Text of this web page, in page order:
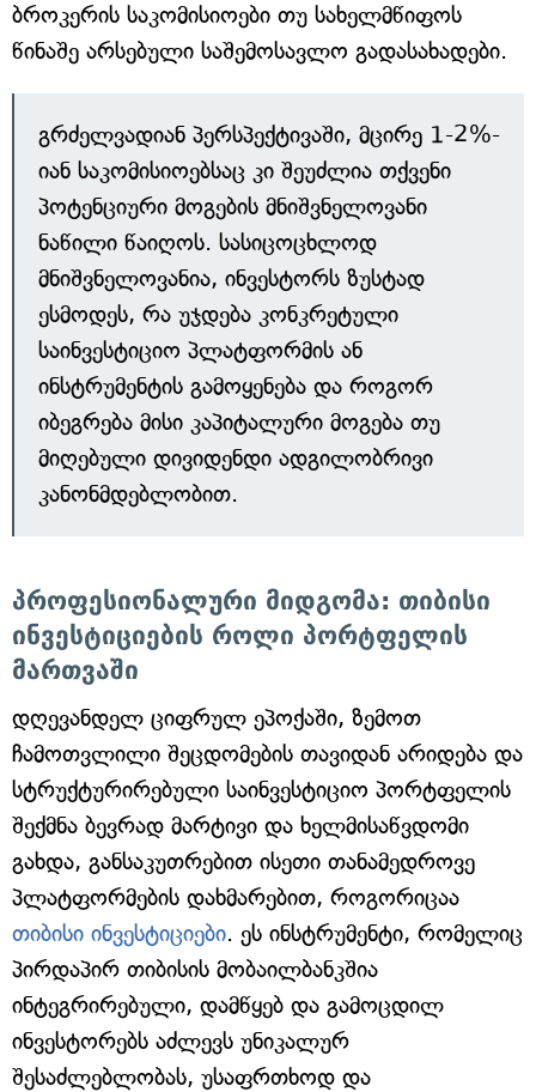
ბროკერის საკომისიოები თუ სახელმწიფოს
წინაშე არსებული საშემოსავლო გადასახადები.
გრძელვადიან პერსპექტივაში, მცირე 1-2%-
იან საკომისიოებსაც კი შეუძლია თქვენი
პოტენციური მოგების მნიშვნელოვანი
ნაწილი წაიღოს. სასიცოცხლოდ
მნიშვნელოვანია, ინვესტორს ზუსტად
ესმოდეს, რა უჯდება კონკრეტული
საინვესტიციო პლატფორმის ან
ინსტრუმენტის გამოყენება და როგორ
იბეგრება მისი კაპიტალური მოგება თუ
მიღებული დივიდენდი ადგილობრივი
კანონმდებლობით.
პროფესიონალური მიდგომა: თიბისი
ინვესტიციების როლი პორტფელის
მართვაში
დღევანდელ ციფრულ ეპოქაში, ზემოთ
ჩამოთვლილი შეცდომების თავიდან არიდება და
სტრუქტურირებული საინვესტიციო პორტფელის
შექმნა ბევრად მარტივი და ხელმისაწვდომი
გახდა, განსაკუთრებით ისეთი თანამედროვე
პლატფორმების დახმარებით, როგორიცაა
თიბისი ინვესტიციები. ეს ინსტრუმენტი, რომელიც
პირდაპირ თიბისის მობაილბანკშია
ინტეგრირებული, დამწყებ და გამოცდილ
ინვესტორებს აძლევს უნიკალურ
შესაძლებლობას, უსაფრთხოდ და